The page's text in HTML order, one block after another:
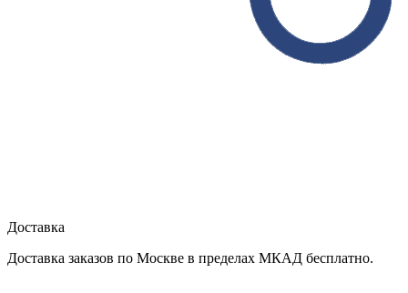
Доставка
Доставка заказов по Москве в пределах МКАД бесплатно.